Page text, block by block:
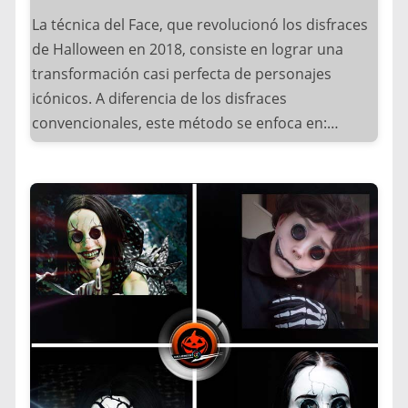
Inspiración para diseñadores de moda alternativa
y Objeto de colección para cinéfilos.
Curiosamente, la tendencia resurgió con fuerza
cuando apareció en:
– La serie “La Casa de Papel” (2017)
– Videos musicales de hip-hop
Lo que comenzó como un accesorio de película se
ha convertido en un fenómeno global,
demostrando cómo el cine puede influir en la
cultura popular y las tradiciones de Halloween.
Estas máscaras siguen siendo un favorito por su
combinación única de humor, política y rebeldía.
La técnica del Face, que revolucionó los disfraces
de Halloween en 2018, consiste en lograr una
transformación casi perfecta de personajes
icónicos. A diferencia de los disfraces
convencionales, este método se enfoca en:
Recreación minuciosa de rasgos faciales,
Estudio detallado de expresiones y gestos y uso
de prótesis y pelucas de alta calidad.
Originalmente popularizada por artistas del cine
como Rick Baker, esta técnica ganó masividad
cuando celebridades comenzaron a usarla para
Halloween. El punto de inflexión ocurrió en 2014
cuando:
– Kim Kardashian se transformó en Cher